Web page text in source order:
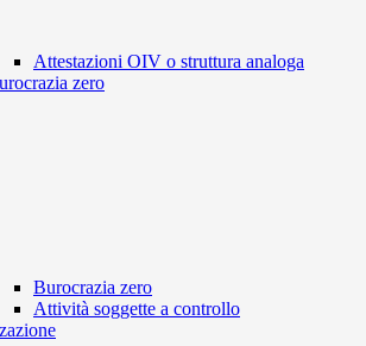
Attestazioni OIV o struttura analoga
zero
Burocrazia zero
Attività soggette a controllo